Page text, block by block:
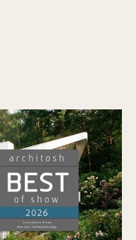
of SHOW in
Prize op AIA26